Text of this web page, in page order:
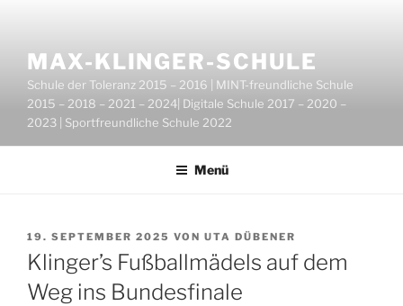
springenMAX-KLINGER-SCHULE
Schule der Toleranz 2015 – 2016 | MINT-freundliche Schule
2015 – 2018 – 2021 – 2024| Digitale Schule 2017 – 2020 –
2023 | Sportfreundliche Schule 2022
Menü
VERÖFFENTLICHT
AM
19. SEPTEMBER 2025 VON UTA DÜBENER
Klinger’s Fußballmädels auf dem
Weg ins Bundesfinale